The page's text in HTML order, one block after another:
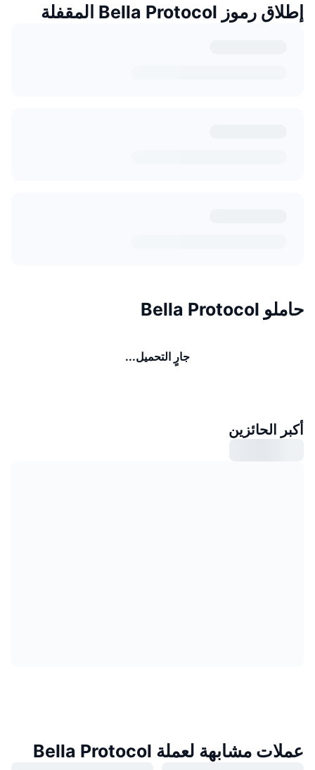
إطلاق رموز Bella Protocol المقفلة
حاملو Bella Protocol
جارٍ التحميل...
أكبر الحائزين
عملات مشابهة لعملة Bella Protocol